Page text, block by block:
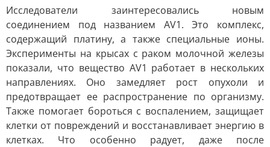
Исследователи заинтересовались новым
соединением под названием AV1. Это комплекс,
содержащий платину, а также специальные ионы.
Эксперименты на крысах с раком молочной железы
показали, что вещество AV1 работает в нескольких
направлениях. Оно замедляет рост опухоли и
предотвращает ее распространение по организму.
Также помогает бороться с воспалением, защищает
клетки от повреждений и восстанавливает энергию в
клетках. Что особенно радует, даже после